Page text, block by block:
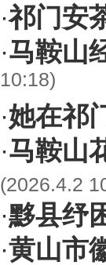
·祁门安
·马鞍山
10:18)
·她在祁
·马鞍山
(2026.4.2
·黟县纾
·黄山市